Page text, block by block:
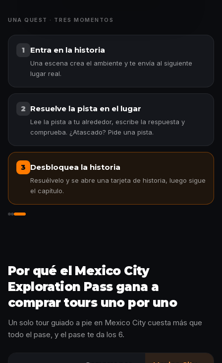
UNA QUEST · TRES MOMENTOS
1 Entra en la historia
Una escena crea el ambiente y te envía al siguiente
lugar real.
2 Resuelve la pista en el lugar
Lee la pista a tu alrededor, escribe la respuesta y
comprueba. ¿Atascado? Pide una pista.
3 Desbloquea la historia
Resuélvelo y se abre una tarjeta de historia, luego sigue
el capítulo.
Por qué el Mexico City
Exploration Pass gana a
comprar tours uno por uno
Un solo tour guiado a pie en Mexico City cuesta más que
todo el pase, y el pase te da los 6.